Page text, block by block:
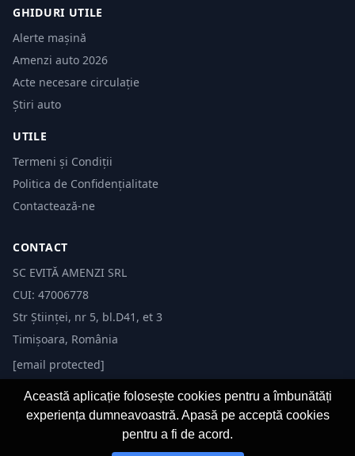
GHIDURI UTILE
Alerte mașină
Amenzi auto 2026
Acte necesare circulație
Știri auto
UTILE
Termeni și Condiții
Politica de Confidențialitate
Contactează-ne
CONTACT
SC EVITĂ AMENZI SRL
CUI: 47006778
Str Științei, nr 5, bl.D41, et 3
Timișoara, România
[email protected]
© 2026 Evită Amenzi. Toate drepturile rezervate.
Această aplicație folosește cookies pentru a îmbunătăți
experiența dumneavoastră. Apasă pe acceptă cookies
pentru a fi de acord.